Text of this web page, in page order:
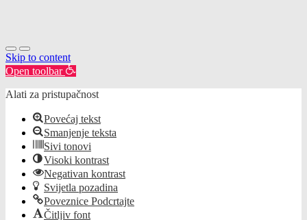
Skip to content
Open toolbar
Alati za pristupačnost
Povećaj tekst
Smanjenje teksta
Sivi tonovi
Visoki kontrast
Negativan kontrast
Svijetla pozadina
Poveznice Podcrtajte
Čitljiv font